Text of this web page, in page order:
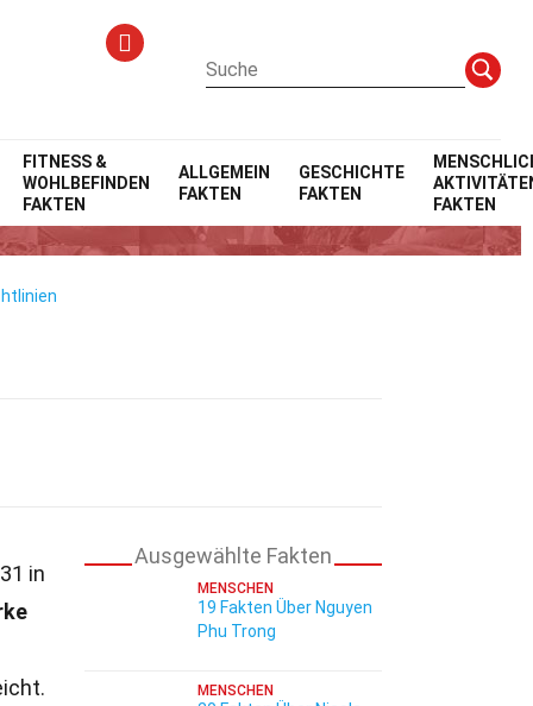
FITNESS &
WOHLBEFINDEN
FAKTEN
ALLGEMEIN
FAKTEN
GESCHICHTE
FAKTEN
FAKTEN
in
Ausgewählte Fakten
MENSCHEN
19 Fakten Über Nguyen
Phu Trong
MENSCHEN